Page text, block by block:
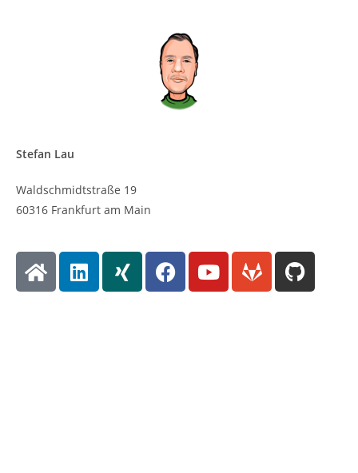
Stefan Lau
Waldschmidtstraße 19
60316 Frankfurt am Main